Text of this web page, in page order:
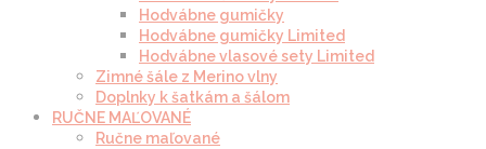
Hodvábne gumičky
Hodvábne gumičky Limited
Hodvábne vlasové sety Limited
Zimné šále z Merino vlny
Doplnky k šatkám a šálom
RUČNE MAĽOVANÉ
Ručne maľované